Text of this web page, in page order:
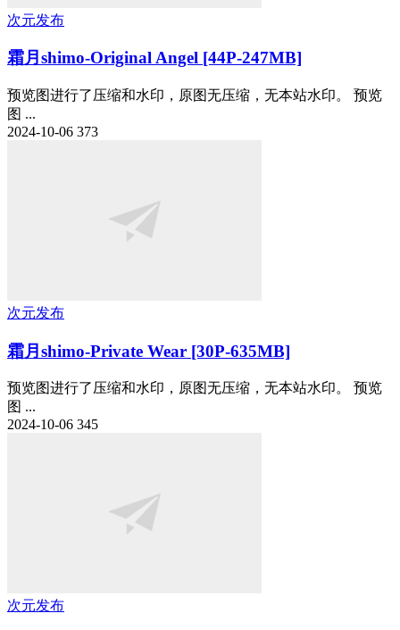
次元发布
霜月shimo-Original Angel [44P-247MB]
预览图进行了压缩和水印，原图无压缩，无本站水印。 预览
图 ...
2024-10-06 373
次元发布
霜月shimo-Private Wear [30P-635MB]
预览图进行了压缩和水印，原图无压缩，无本站水印。 预览
图 ...
2024-10-06 345
次元发布